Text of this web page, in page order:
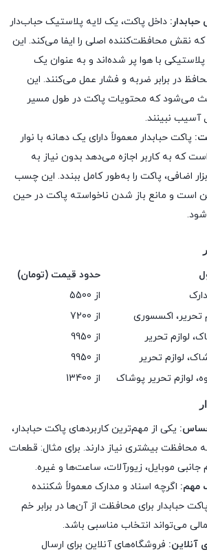
حبابدار: داخل پاکت، یک لایه پلاستیک حباب‌دار
که نقش محافظت‌کننده اصلی را ایفا می‌کند. این
با هوا پر شده‌اند و به عنوان یک
در برابر ضربه و فشار عمل می‌کنند. این
می‌شود که محتویات پاکت در طول مسیر
آسیب نبینند.
پاکت حبابدار معمولاً دارای یک دهانه با نوار
که به کاربر اجازه می‌دهد بدون نیاز به
اضافی، پاکت را به‌طور کامل ببندد. این چسب
است و مانع باز شدن ناخواسته پاکت در حین
حدود قیمت (تومان)
از 5500
تحریر، اکسسوری
از 7200
لوازم تحریر
از 9950
لوازم تحریر
از 9950
لوازم تحریر پوشاک از 13400
حساس: یکی از مهم‌ترین کاربردهای پاکت حبابدار،
محافظت بیشتری نیاز دارند. برای مثال: قطعات
جانبی موبایل، زیورآلات، ساعت‌ها و غیره.
مهم: اگرچه اسناد و مدارک معمولاً شکننده
حبابدار برای محافظت از آن‌ها در برابر خم
می‌تواند انتخاب مناسبی باشد.
آنلاین: فروشگاه‌های آنلاین برای ارسال